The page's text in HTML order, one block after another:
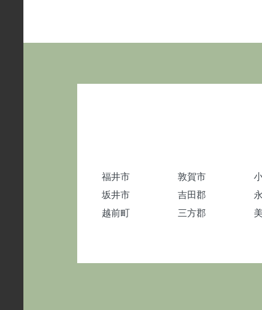
福井市 敦賀市
坂井市
吉田郡
越前町
三方郡